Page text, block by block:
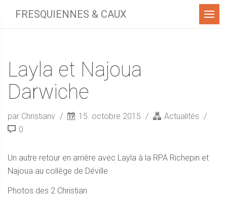
FRESQUIENNES & CAUX Menu
Layla et Najoua
Darwiche
par Christianv 15. octobre 2015
Actualités
0
Un autre retour en arrière avec Layla à la RPA Richepin et
Najoua au collège de Déville
Photos des 2 Christian